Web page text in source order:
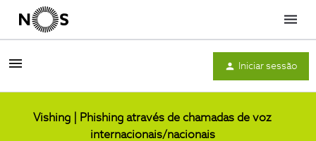
Menu
Iniciar sessão
Vishing | Phishing através de chamadas de voz
internacionais/nacionais